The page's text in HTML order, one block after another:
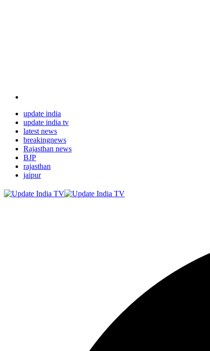
update india
update india tv
latest news
breakingnews
Rajasthan news
BJP
rajasthan
jaipur